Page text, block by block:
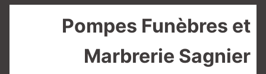
Pompes Funèbres et
Marbrerie Sagnier